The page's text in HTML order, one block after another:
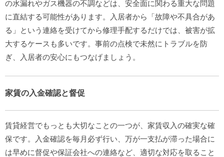
の水漏れやガス機器の不調などは、安全面に関わる重大な問題
に直結する可能性があります。入居者から「故障や不具合があ
る」という連絡を受けてから修理手配するだけでは、被害が拡
大するケースも多いです。事前の点検で未然にトラブルを防
ぎ、入居者の安心にもつなげましょう。
家賃の入金確認と督促
賃貸経営でもっとも大切なことの一つが、家賃収入の確実な確
保です。入金確認を毎月必ず行い、万が一支払が滞った場合に
は早めに督促や保証会社への連絡など、適切な対応を取ること